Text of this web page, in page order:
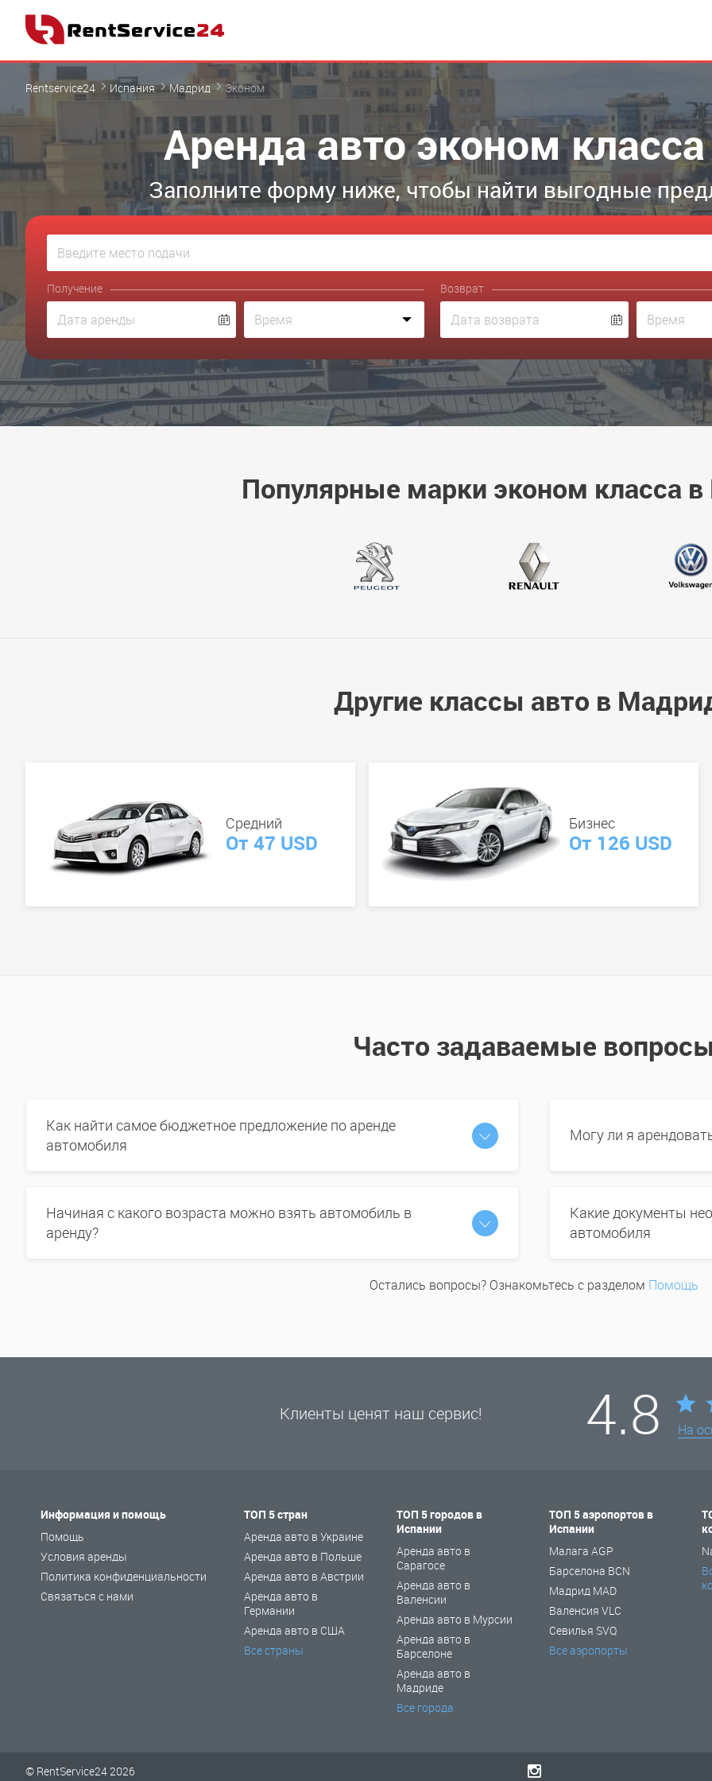
Rentservice24 Испания Мадрид Эконом
Аренда авто эконом
Заполните форму ниже, чтобы найти выгодные
Получение Возврат
Популярные марки эконом класса
Другие классы авто в
Средний
От 47 USD
Бизнес
От 126 USD
Часто задаваемые
Как найти самое бюджетное предложение по аренде
автомобиля
Могу ли я
Начиная с какого возраста можно взять автомобиль в
аренду?
Какие документы
автомобиля
Остались вопросы? Ознакомьтесь с разделом Помощь
Клиенты ценят наш сервис! 4.8 На
Информация и помощь
Помощь
Условия аренды
Политика конфиденциальности
Связаться с нами
ТОП 5 стран
Аренда авто в Украине
Аренда авто в Польше
Аренда авто в Австрии
Аренда авто в
Германии
Аренда авто в США
Все страны
ТОП 5 городов в
Испании
Аренда авто в
Сарагосе
Аренда авто в
Валенсии
Аренда авто в Мурсии
Аренда авто в
Барселоне
Аренда авто в
Мадриде
Все города
ТОП 5 аэропортов в
Испании
Малага AGP
Барселона BCN
Мадрид MAD
Валенсия VLC
Севилья SVQ
Все аэропорты
© RentService24 2026